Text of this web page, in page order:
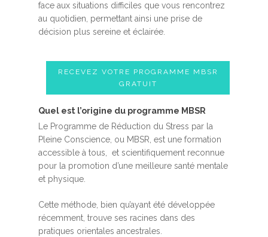
face aux situations difficiles que vous rencontrez
au quotidien, permettant ainsi une prise de
décision plus sereine et éclairée.
RECEVEZ VOTRE PROGRAMME MBSR
GRATUIT
Quel est l’origine du programme MBSR
Le Programme de Réduction du Stress par la
Pleine Conscience, ou MBSR, est une formation
accessible à tous, et scientifiquement reconnue
pour la promotion d’une meilleure santé mentale
et physique.
Cette méthode, bien qu’ayant été développée
récemment, trouve ses racines dans des
pratiques orientales ancestrales.